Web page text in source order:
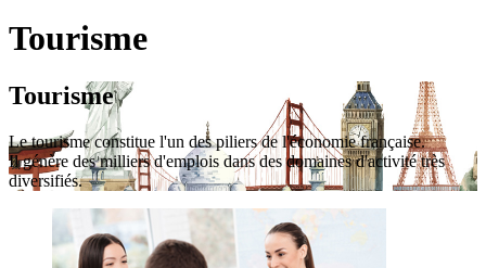
Tourisme
Tourisme
Le tourisme constitue l'un des piliers de l'économie française.
Il génère des milliers d'emplois dans des domaines d'activité très
diversifiés.